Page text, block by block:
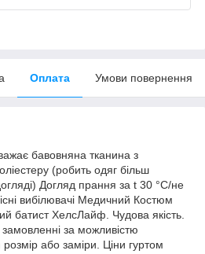
Оплата Умови повернення
бавовняна тканина з
(робить одяг більш
Догляд прання за t 30 °C/не
вибілювачі Медичний Костюм
батист ХелсЛайф. Чудова якість.
за можливістю
або заміри. Ціни гуртом